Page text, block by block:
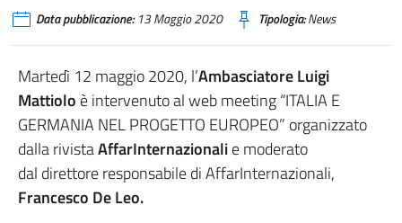
Data pubblicazione:13 Maggio 2020 Tipologia:News
Martedì 12 maggio 2020, l’Ambasciatore Luigi
Mattiolo è intervenuto al web meeting “ITALIA E
GERMANIA NEL PROGETTO EUROPEO” organizzato
dalla rivistaAffarInternazionalie moderato
dal direttore responsabile di AffarInternazionali,
Francesco De Leo.